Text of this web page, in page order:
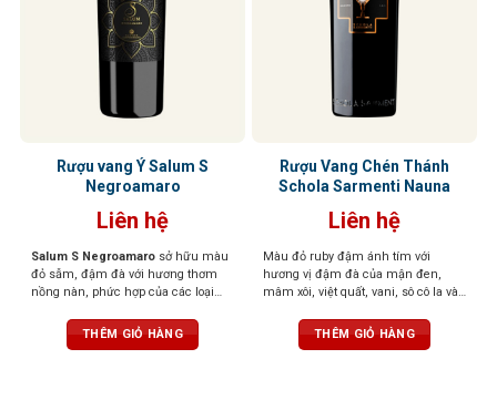
Rượu vang Ý Salum S
Negroamaro
Liên hệ
Salum S Negroamaro sở hữu màu
đỏ sẫm, đậm đà với hương thơm
nồng nàn, phức hợp của các loại
quyện cùng mùi hương thoang
thoảng của thuốc lá và da thuộc. Vị
THÊM GIỎ HÀNG
Rượu Vang Chén Thánh
Schola Sarmenti Nauna
Liên hệ
Màu đỏ ruby đậm ánh tím với
hương vị đậm đà của mận đen,
mâm xôi, việt quất, vani, sô cô la và
với vị chát mềm mại và dư vị trái
cây khô kéo dài
THÊM GIỎ HÀNG